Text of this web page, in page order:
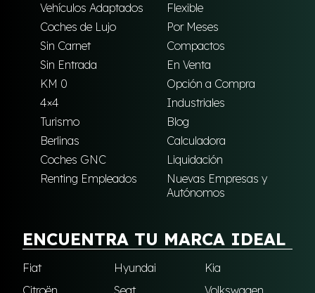
Vehículos Adaptados
Flexible
Coches de Lujo
Por Meses
Sin Carnet
Compactos
Sin Entrada
En Venta
KM 0
Opción a Compra
4×4
Industriales
Turismo
Blog
Berlinas
Calculadora
Coches GNC
Liquidación
Renting Empleados
Nuevas Empresas y
Autónomos
ENCUENTRA TU MARCA IDEAL
Fiat Hyundai
Kia